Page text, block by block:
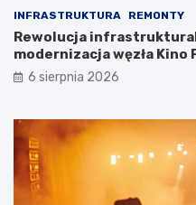
INFRASTRUKTURA REMONTY
Rewolucja
modernizacja węzła Kino
6 sierpnia 2026